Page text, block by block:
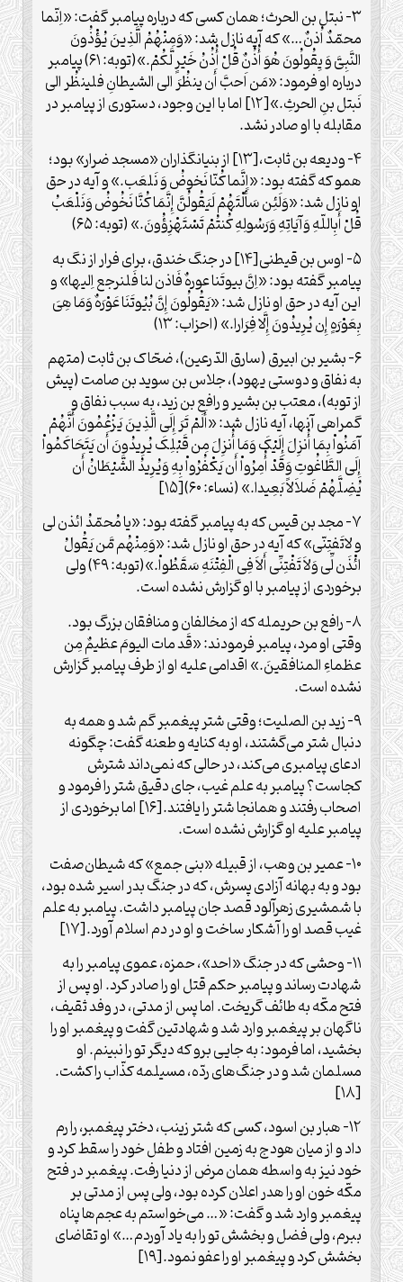
۳- نبتل بن الحرث؛ همان کسی که درباره پیامبر گفت: «اِنّما
محمّدٌ اُذنٌ…» که آیه نازل شد: «وَمِنْهُمُ الَّذِینَ یُؤْذُونَ
النَّبِیَّ وَ یِقُولُونَ هُوَ أُذُنٌ قُلْ أُذُنُ خَیْرٍ لَّکُمْ.»(توبه: ۶۱) پیامبر
درباره او فرمود: «مَن اَحبَّ أَن ینظُرَ الی الشیطانِ فلینظُر الی
نَبتل بنِ الحرثِ.»[۱۲] اما با این وجود، دستوری از پیامبر در
مقابله با او صادر نشد.
۴- ودیعه بن ثابت،[۱۳] از بنیان‏گذاران «مسجد ضرار» بود؛
همو که گفته بود: «اِنَّما کُنّا نَخوضُ وَ نَلعَب.» و آیه در حق
او نازل شد: «وَلَئِن سَأَلْتَهُمْ لَیَقُولُنَّ إِنَّمَا کُنَّا نَخُوضُ وَنَلْعَبُ
قُلْ أَبِاللّهِ وَآیَاتِهِ وَرَسُولِهِ کُنتُمْ تَسْتَهْزِؤُونَ.» (توبه: ۶۵)
۵- اوس بن قیطنی[۱۴] در جنگ خندق، برای فرار از نگ به
پیامبر گفته بود: «اِنَّ بیوتَنا عورهٌ فَاذن لنا فَلنرجع اِلیها» و
این آیه در حق او نازل شد: «یَقُولُونَ إِنَّ بُیُوتَنَا عَوْرَهٌ وَمَا هِیَ
بِعَوْرَهٍ إِن یُرِیدُونَ إِلَّا فِرَارا.» (احزاب: ۱۳)
۶- بشیر بن ابیرق (سارق الدّرعین)، ضحّاک بن ثابت (متهم
به نفاق و دوستی یهود)، جلاس بن سوید بن صامت (پیش
از توبه)، معتب بن بشیر و رافع بن زید، به سبب نفاق و
گم‏راهی آن‏ها، آیه نازل شد: «أَلَمْ تَرَ إِلَی الَّذِینَ یَزْعُمُونَ أَنَّهُمْ
آمَنُواْ بِمَا أُنزِلَ إِلَیْکَ وَمَا أُنزِلَ مِن قَبْلِکَ یُرِیدُونَ أَن یَتَحَاکَمُواْ
إِلَی الطَّاغُوتِ وَقَدْ أُمِرُواْ أَن یَکْفُرُواْ بِهِ وَیُرِیدُ الشَّیْطَانُ أَن
یُضِلَّهُمْ ضَلاَلاً بَعِیدا.» (نساء: ۶۰)[۱۵]
۷- مجد بن قیس که به پیامبر گفته بود: «یا مُحمّدُ ائذن لی
و لاتَفتِنّی» که آیه در حق او نازل شد: «وَمِنْهُم مَّن یَقُولُ
ائْذَن لِّی وَلاَ تَفْتِنِّی أَلاَ فِی الْفِتْنَهِ سَقَطُواْ.»(توبه: ۴۹) ولی
برخوردی از پیامبر با او گزارش نشده است.
۸- رافع بن حریمله که از مخالفان و منافقان بزرگ بود.
وقتی او مرد، پیامبر فرمودند: «قَد مات الیومَ عظیمٌ مِن
عظماءِ المنافقینَ.» اقدامی علیه او از طرف پیامبر گزارش
نشده است.
۹- زید بن الصلیت؛ وقتی شتر پیغمبر گم شد و همه به
دنبال شتر می‌‏گشتند، او به کنایه و طعنه گفت: چگونه
ادعای پیامبری می‏‌کند، در حالی که نمی‌‏داند شترش
کجاست؟ پیامبر به علم غیب، جای دقیق شتر را فرمود و
اصحاب رفتند و همان‏جا شتر را یافتند.[۱۶] اما برخوردی از
پیامبر علیه او گزارش نشده است.
۱۰- عمیر بن وهب، از قبیله «بنی جمع» که شیطان‏‌صفت
بود و به بهانه آزادی پسرش، که در جنگ بدر اسیر شده بود،
با شمشیری زهرآلود قصد جان پیامبر داشت. پیامبر به علم
غیب قصد او را آشکار ساخت و او در دم اسلام آورد.[۱۷]
۱۱- وحشی که در جنگ «احد»، حمزه، عموی پیامبر را به
شهادت رساند و پیامبر حکم قتل او را صادر کرد. او پس از
فتح مکّه به طائف گریخت. اما پس از مدتی، در وفد ثقیف،
ناگهان بر پیغمبر وارد شد و شهادتین گفت و پیغمبر او را
بخشید، اما فرمود: به جایی برو که دیگر تو را نبینم. او
مسلمان شد و در جنگ‏‌های ردّه، مسیلمه کذّاب را کشت.
[۱۸]
۱۲- هبار بن اسود، کسی که شتر زینب، دختر پیغمبر، را رم
داد و از میان هودج به زمین افتاد و طفل خود را سقط کرد و
خود نیز به واسطه همان مرض از دنیا رفت. پیغمبر در فتح
مکّه خون او را هدر اعلان کرده بود، ولی پس از مدتی بر
پیغمبر وارد شد و گفت: «… می‌‏خواستم به عجم‌‏ها پناه
ببرم، ولی فضل و بخشش تو را به یاد آوردم…» او تقاضای
بخشش کرد و پیغمبر او را عفو نمود.[۱۹]